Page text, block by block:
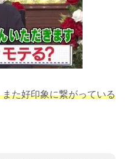
た好印象に繋がっている